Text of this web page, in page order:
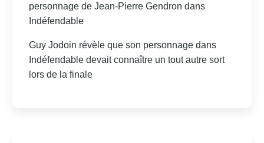
personnage de Jean-Pierre Gendron dans
Indéfendable
Guy Jodoin révèle que son personnage dans
Indéfendable devait connaître un tout autre sort
lors de la finale